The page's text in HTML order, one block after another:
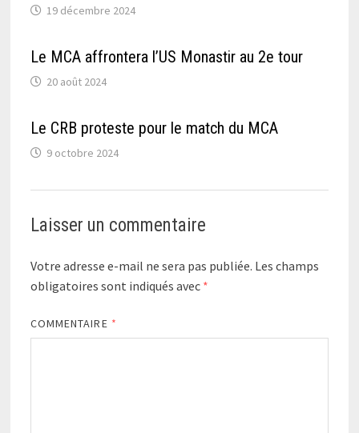
19 décembre 2024
Le MCA affrontera l’US Monastir au 2e tour
20 août 2024
Le CRB proteste pour le match du MCA
9 octobre 2024
Laisser un commentaire
Votre adresse e-mail ne sera pas publiée. Les champs
obligatoires sont indiqués avec *
COMMENTAIRE *